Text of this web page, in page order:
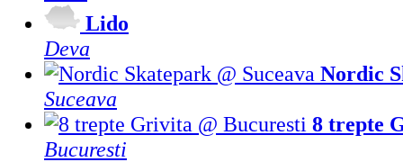
Lido
Deva
Nordic
Suceava
8 trepte
Bucuresti